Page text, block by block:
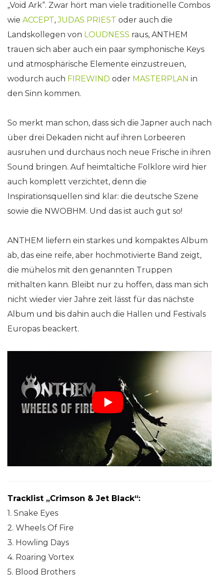
„Void Ark“. Zwar hört man viele traditionelle Combos
wie ACCEPT,JUDAS PRIEST oder auch die
Landskollegen von LOUDNESS raus, ANTHEM
trauen sich aber auch ein paar symphonische Keys
und atmosphärische Elemente einzustreuen,
wodurch auch FIREWIND oder MASTERPLAN in
den Sinn kommen.
So merkt man schon, dass sich die Japner auch nach
über drei Dekaden nicht auf ihren Lorbeeren
ausruhen und durchaus noch neue Frische in ihren
Sound bringen. Auf heimtaltiche Folklore wird hier
auch komplett verzichtet, denn die
Inspirationsquellen sind klar: die deutsche Szene
sowie die NWOBHM. Und das ist auch gut so!
ANTHEM liefern ein starkes und kompaktes Album
ab, das eine reife, aber hochmotivierte Band zeigt,
die mühelos mit den genannten Truppen
mithalten kann. Bleibt nur zu hoffen, dass man sich
nicht wieder vier Jahre zeit lässt für das nächste
Album und bis dahin auch die Hallen und Festivals
Europas beackert.
Tracklist „Crimson & Jet Black“:
1. Snake Eyes
2. Wheels Of Fire
3. Howling Days
4. Roaring Vortex
5. Blood Brothers